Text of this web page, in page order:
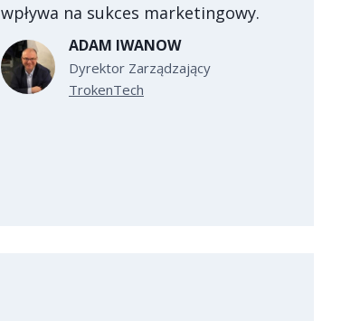
wpływa na sukces marketingowy.
ADAM IWANOW
Dyrektor Zarządzający
TrokenTech